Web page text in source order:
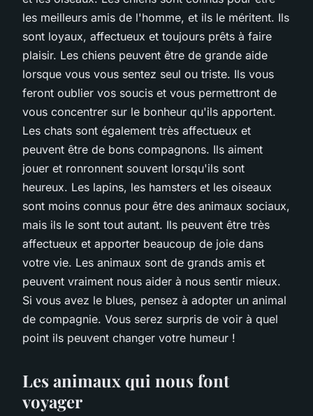
les meilleurs amis de l'homme, et ils le méritent. Ils
sont loyaux, affectueux et toujours prêts à faire
plaisir. Les chiens peuvent être de grande aide
lorsque vous vous sentez seul ou triste. Ils vous
feront oublier vos soucis et vous permettront de
vous concentrer sur le bonheur qu'ils apportent.
Les chats sont également très affectueux et
peuvent être de bons compagnons. Ils aiment
jouer et ronronnent souvent lorsqu'ils sont
heureux. Les lapins, les hamsters et les oiseaux
sont moins connus pour être des animaux sociaux,
mais ils le sont tout autant. Ils peuvent être très
affectueux et apporter beaucoup de joie dans
votre vie. Les animaux sont de grands amis et
peuvent vraiment nous aider à nous sentir mieux.
Si vous avez le blues, pensez à adopter un animal
de compagnie. Vous serez surpris de voir à quel
point ils peuvent changer votre humeur !
Les animaux qui nous font
voyager